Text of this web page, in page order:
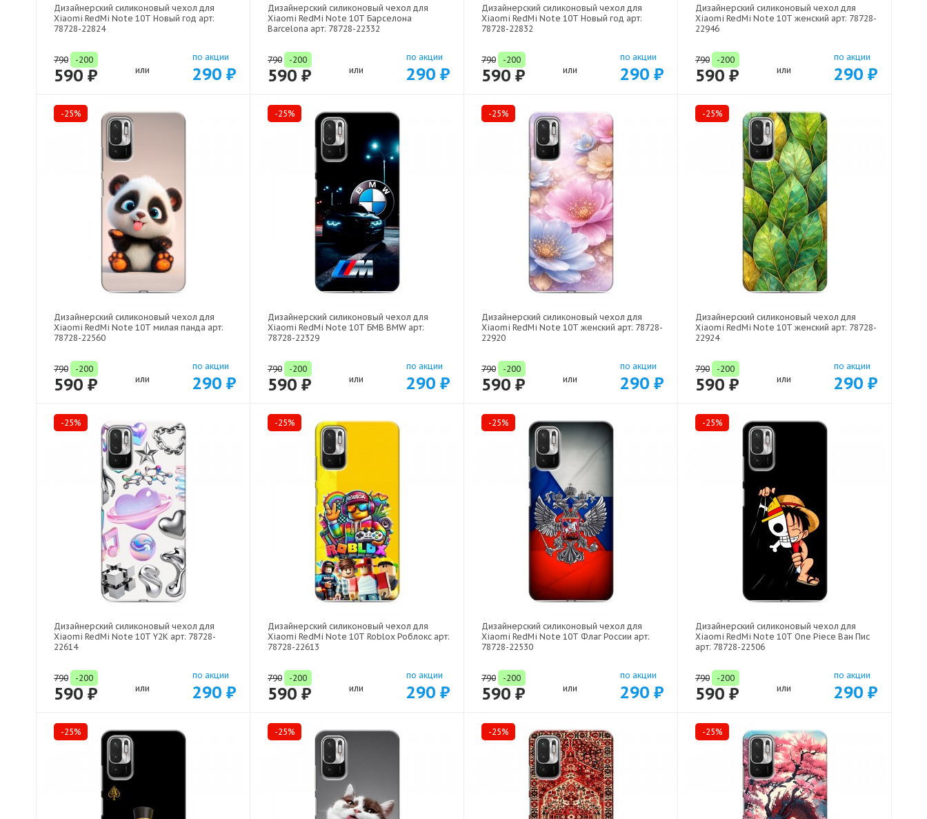
Дизайнерский силиконовый чехол для
Xiaomi RedMi Note 10T Новый год арт:
78728-22824
790 -200
590 ₽ или
по акции
290 ₽
Дизайнерский силиконовый чехол для
Xiaomi RedMi Note 10T Барселона
Barcelona арт: 78728-22332
790 -200
590 ₽ или
по акции
290 ₽
Дизайнерский силиконовый чехол для
Xiaomi RedMi Note 10T Новый год арт:
78728-22832
790 -200
590 ₽ или
по акции
290 ₽
Дизайнерский силиконовый чехол для
Xiaomi RedMi Note 10T женский арт: 78728-
22946
790 -200
590 ₽ или
по акции
290 ₽
-25%
Дизайнерский силиконовый чехол для
Xiaomi RedMi Note 10T милая панда арт:
78728-22560
790 -200
590 ₽ или
по акции
290 ₽
-25%
Дизайнерский силиконовый чехол для
Xiaomi RedMi Note 10T БМВ BMW арт:
78728-22329
790 -200
590 ₽ или
по акции
290 ₽
-25%
Дизайнерский силиконовый чехол для
Xiaomi RedMi Note 10T женский арт: 78728-
22920
790 -200
590 ₽ или
по акции
290 ₽
-25%
Дизайнерский силиконовый чехол для
Xiaomi RedMi Note 10T женский арт: 78728-
22924
790 -200
590 ₽ или
по акции
290 ₽
-25%
Дизайнерский силиконовый чехол для
Xiaomi RedMi Note 10T Y2K арт: 78728-
22614
790 -200
590 ₽ или
по акции
290 ₽
-25%
Дизайнерский силиконовый чехол для
Xiaomi RedMi Note 10T Roblox Роблокс арт:
78728-22613
790 -200
590 ₽ или
по акции
290 ₽
-25%
Дизайнерский силиконовый чехол для
Xiaomi RedMi Note 10T Флаг России арт:
78728-22530
790 -200
590 ₽ или
по акции
290 ₽
-25%
Дизайнерский силиконовый чехол для
Xiaomi RedMi Note 10T One Piece Ван Пис
арт: 78728-22506
790 -200
590 ₽ или
по акции
290 ₽
-25% -25% -25% -25%